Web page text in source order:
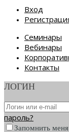
Вход
Семинары
Вебинары
Контакты
ЛОГИН
пароль?
Запомнить меня